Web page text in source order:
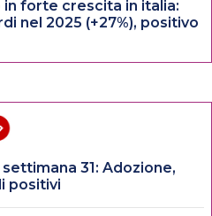
forte crescita in italia:
nel 2025 (+27%), positivo
31: Adozione,
positivi